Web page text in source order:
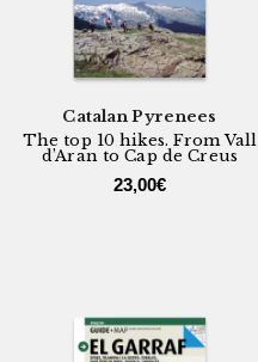
Catalan Pyrenees
The top 10 hikes. From Vall
d’Aran to Cap de Creus
23,00€